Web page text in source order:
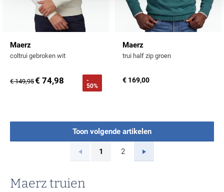
Maerz
coltrui gebroken wit
€ 149,95€ 74,98
-
50%
Maerz
trui half zip groen
€ 169,00
Toon volgende artikelen
Vorige
Current Page
1
Page
2 Volgende
Maerz truien